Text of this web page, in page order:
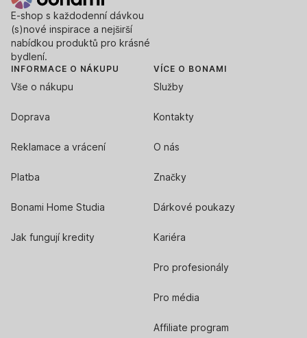
E-shop s každodenní dávkou
(s)nové inspirace a nejširší
nabídkou produktů pro krásné
bydlení.
INFORMACE O NÁKUPU
Vše o nákupu
Doprava
Reklamace a vrácení
Platba
Bonami Home Studia
Jak fungují kredity
VÍCE O BONAMI
Služby
Kontakty
O nás
Značky
Dárkové poukazy
Kariéra
Pro profesionály
Pro média
Affiliate program